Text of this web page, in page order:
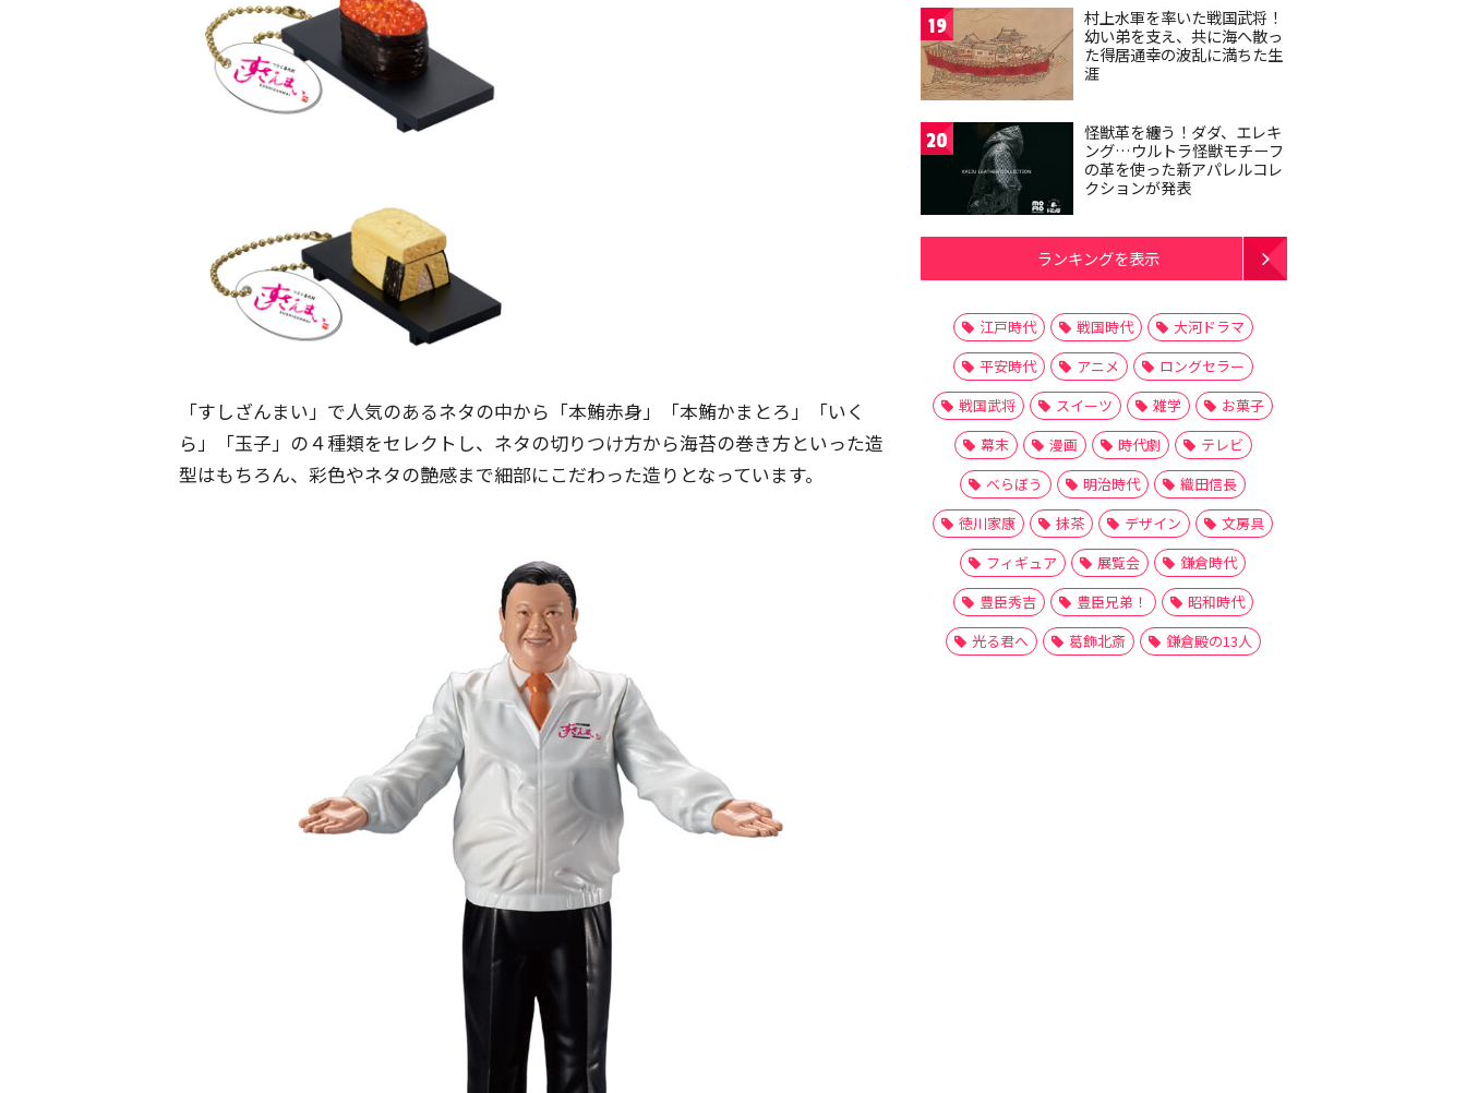
「すしざんまい」で人気のあるネタの中から「本鮪赤身」「本鮪かまとろ」「いく
ら」「玉子」の４種類をセレクトし、ネタの切りつけ方から海苔の巻き方といった造
型はもちろん、彩色やネタの艶感まで細部にこだわった造りとなっています。
19
村上水軍を率いた戦国武将！
幼い弟を支え、共に海へ散っ
た得居通幸の波乱に満ちた生
涯
20
怪獣革を纏う！ダダ、エレキ
ング…ウルトラ怪獣モチーフ
の革を使った新アパレルコレ
クションが発表
ランキングを表示
江戸時代 戦国時代
大河ドラマ
平安時代
アニメ
ロングセラー
戦国武将
スイーツ 雑学
お菓子
幕末
漫画 時代劇
テレビ
べらぼう
明治時代
織田信長
徳川家康
抹茶 デザイン
文房具
フィギュア
展覧会
鎌倉時代
豊臣秀吉
豊臣兄弟！
昭和時代
光る君へ
葛飾北斎 鎌倉殿の13人